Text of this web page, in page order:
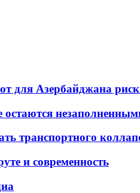
для Азербайджана
транспортного
и современность